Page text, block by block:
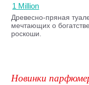
1 Million
Древесно-пряная
мечтающих о
роскоши.
Новинки